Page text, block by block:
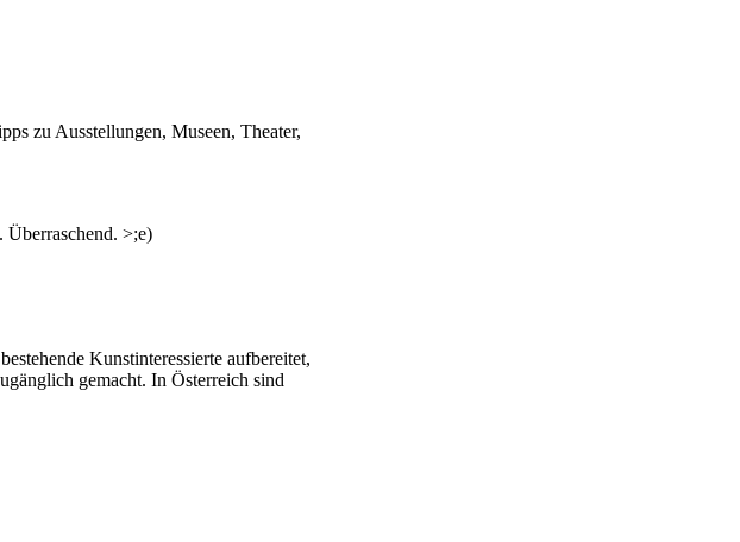
zu Ausstellungen, Museen, Theater,
>;e)
Kunstinteressierte aufbereitet,
gemacht. In Österreich sind